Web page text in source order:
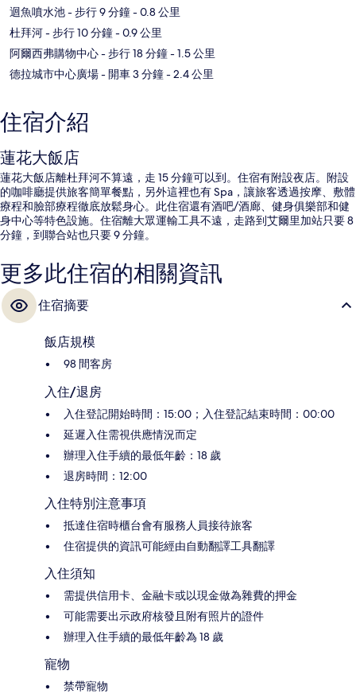
迴魚噴水池- 步行 9 分鐘- 0.8 公里
杜拜河- 步行 10 分鐘- 0.9 公里
阿爾西弗購物中心- 步行 18 分鐘- 1.5 公里
德拉城市中心廣場- 開車 3 分鐘- 2.4 公里
住宿介紹
蓮花大飯店
蓮花大飯店離杜拜河不算遠，走 15 分鐘可以到。住宿有附設夜店。附設
的咖啡廳提供旅客簡單餐點，另外這裡也有 Spa，讓旅客透過按摩、敷體
療程和臉部療程徹底放鬆身心。此住宿還有酒吧/酒廊、健身俱樂部和健
身中心等特色設施。住宿離大眾運輸工具不遠，走路到艾爾里加站只要 8
分鐘，到聯合站也只要 9 分鐘。
更多此住宿的相關資訊
住宿摘要
飯店規模
98 間客房
入住/退房
入住登記開始時間：15:00；入住登記結束時間：00:00
延遲入住需視供應情況而定
辦理入住手續的最低年齡：18 歲
退房時間：12:00
入住特別注意事項
抵達住宿時櫃台會有服務人員接待旅客
住宿提供的資訊可能經由自動翻譯工具翻譯
入住須知
需提供信用卡、金融卡或以現金做為雜費的押金
可能需要出示政府核發且附有照片的證件
辦理入住手續的最低年齡為 18 歲
寵物
禁帶寵物